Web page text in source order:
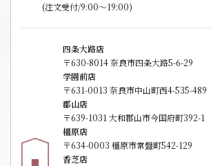
(注文受付/9:00～19:00)
四条大路店
〒630-8014 奈良市四条大路5-6-29
学園前店
〒631-0013 奈良市中山町西4-535-489
郡山店
〒639-1031 大和郡山市今国府町392-1
橿原店
〒634-0003 橿原市常盤町542-129
香芝店